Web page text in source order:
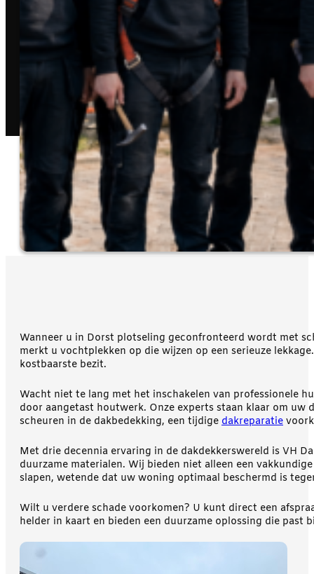
Wanneer u in Dorst plotseling geconfronteerd wordt met
merkt u vochtplekken op die wijzen op een serieuze
kostbaarste bezit.
Wacht niet te lang met het inschakelen van professionele
door aangetast houtwerk. Onze experts staan klaar om
scheuren in de dakbedekking, een tijdige dakreparatie
Met drie decennia ervaring in de dakdekkerswereld is VH
duurzame materialen. Wij bieden niet alleen een
slapen, wetende dat uw woning optimaal beschermd is
Wilt u verdere schade voorkomen? U kunt direct een
helder in kaart en bieden een duurzame oplossing die